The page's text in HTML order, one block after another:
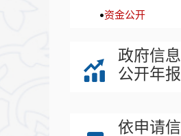
资金公开
政府信息
公开年报
依申请信